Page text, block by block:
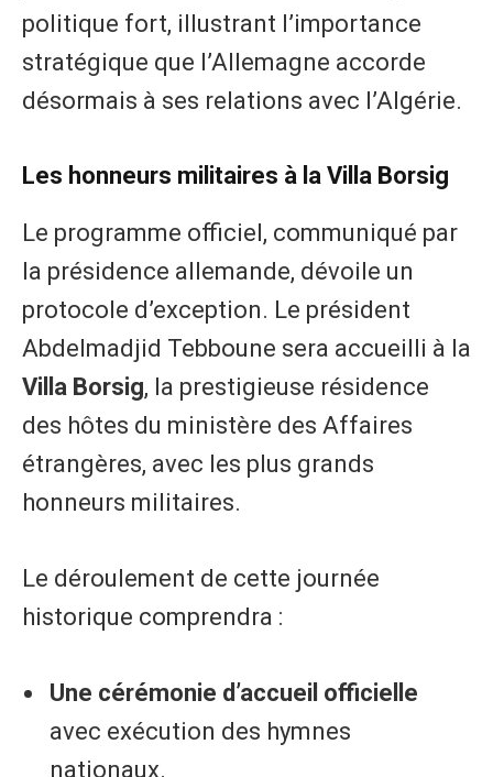
politique fort, illustrant l’importance
stratégique que l’Allemagne accorde
désormais à ses relations avec l’Algérie.
Les honneurs militaires à la Villa Borsig
Le programme officiel, communiqué par
la présidence allemande, dévoile un
protocole d’exception. Le président
Abdelmadjid Tebboune sera accueilli à la
Villa Borsig, la prestigieuse résidence
des hôtes du ministère des Affaires
étrangères, avec les plus grands
honneurs militaires.
Le déroulement de cette journée
historique comprendra :
Une cérémonie d’accueil officielle
avec exécution des hymnes
nationaux.